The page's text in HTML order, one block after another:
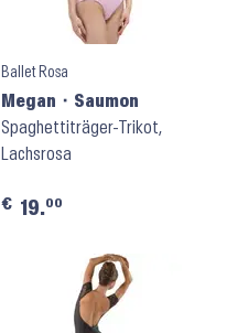
Ballet Rosa
Megan ⬝ Saumon
Spaghettiträger-Trikot,
Lachsrosa
€ 19.00